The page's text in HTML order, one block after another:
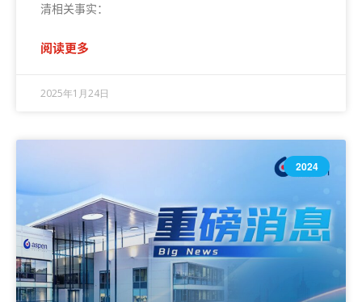
清相关事实：
阅读更多
2025年1月24日
2024